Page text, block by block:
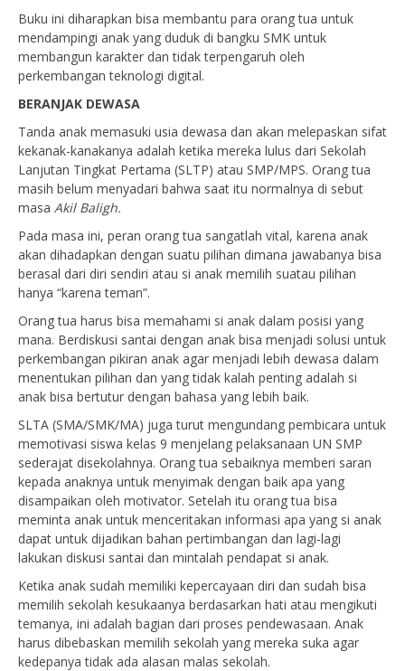
Buku ini diharapkan bisa membantu para orang tua untuk
mendampingi anak yang duduk di bangku SMK untuk
membangun karakter dan tidak terpengaruh oleh
perkembangan teknologi digital.
BERANJAK DEWASA
Tanda anak memasuki usia dewasa dan akan melepaskan sifat
kekanak-kanakanya adalah ketika mereka lulus dari Sekolah
Lanjutan Tingkat Pertama (SLTP) atau SMP/MPS. Orang tua
masih belum menyadari bahwa saat itu normalnya di sebut
masa Akil Baligh.
Pada masa ini, peran orang tua sangatlah vital, karena anak
akan dihadapkan dengan suatu pilihan dimana jawabanya bisa
berasal dari diri sendiri atau si anak memilih suatau pilihan
hanya “karena teman”.
Orang tua harus bisa memahami si anak dalam posisi yang
mana. Berdiskusi santai dengan anak bisa menjadi solusi untuk
perkembangan pikiran anak agar menjadi lebih dewasa dalam
menentukan pilihan dan yang tidak kalah penting adalah si
anak bisa bertutur dengan bahasa yang lebih baik.
SLTA (SMA/SMK/MA) juga turut mengundang pembicara untuk
memotivasi siswa kelas 9 menjelang pelaksanaan UN SMP
sederajat disekolahnya. Orang tua sebaiknya memberi saran
kepada anaknya untuk menyimak dengan baik apa yang
disampaikan oleh motivator. Setelah itu orang tua bisa
meminta anak untuk menceritakan informasi apa yang si anak
dapat untuk dijadikan bahan pertimbangan dan lagi-lagi
lakukan diskusi santai dan mintalah pendapat si anak.
Ketika anak sudah memiliki kepercayaan diri dan sudah bisa
memilih sekolah kesukaanya berdasarkan hati atau mengikuti
temanya, ini adalah bagian dari proses pendewasaan. Anak
harus dibebaskan memilih sekolah yang mereka suka agar
kedepanya tidak ada alasan malas sekolah.